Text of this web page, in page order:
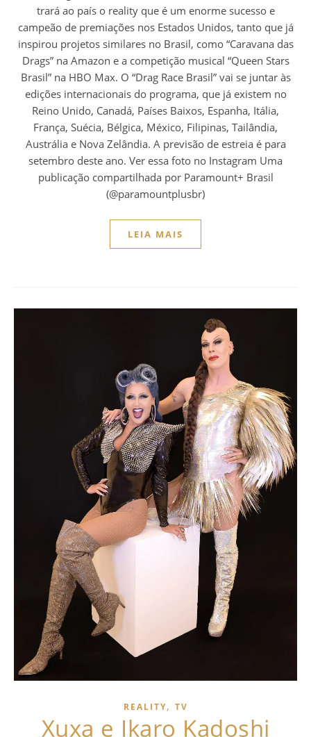
trará ao país o reality que é um enorme sucesso e
campeão de premiações nos Estados Unidos, tanto que já
inspirou projetos similares no Brasil, como “Caravana das
Drags” na Amazon e a competição musical “Queen Stars
Brasil” na HBO Max. O “Drag Race Brasil” vai se juntar às
edições internacionais do programa, que já existem no
Reino Unido, Canadá, Países Baixos, Espanha, Itália,
França, Suécia, Bélgica, México, Filipinas, Tailândia,
Austrália e Nova Zelândia. A previsão de estreia é para
setembro deste ano. Ver essa foto no Instagram Uma
publicação compartilhada por Paramount+ Brasil
(@paramountplusbr)
LEIA MAIS
REALITY, TV
Xuxa e Ikaro Kadoshi